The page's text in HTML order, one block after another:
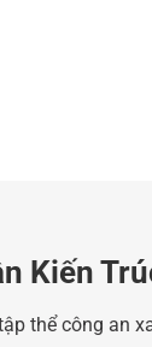
Kiến
thể công an